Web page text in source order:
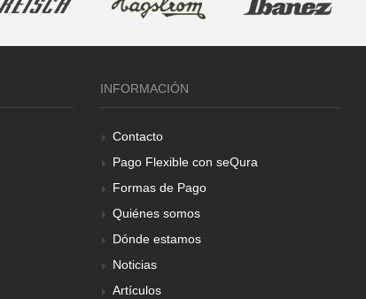
INFORMACIÓN
Contacto
Pago Flexible con seQura
Formas de Pago
Quiénes somos
Dónde estamos
Noticias
Artículos